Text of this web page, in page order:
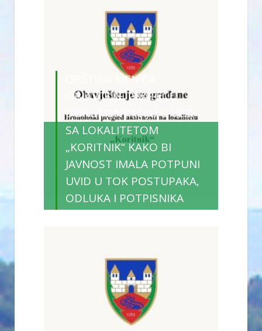
OPŠTINA SJENICA
OBJAVLJUJE PRATEĆU
DOKUMENTACIJU U VEZI
SA LOKALITETOM
„KORITNIK“ KAKO BI
JAVNOST IMALA POTPUNI
UVID U TOK POSTUPAKA,
ODLUKA I POTPISNIKA
SVIH RELEVANTNIH AKATA